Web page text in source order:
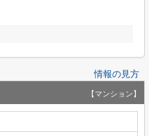
情報の見方
【マンション】